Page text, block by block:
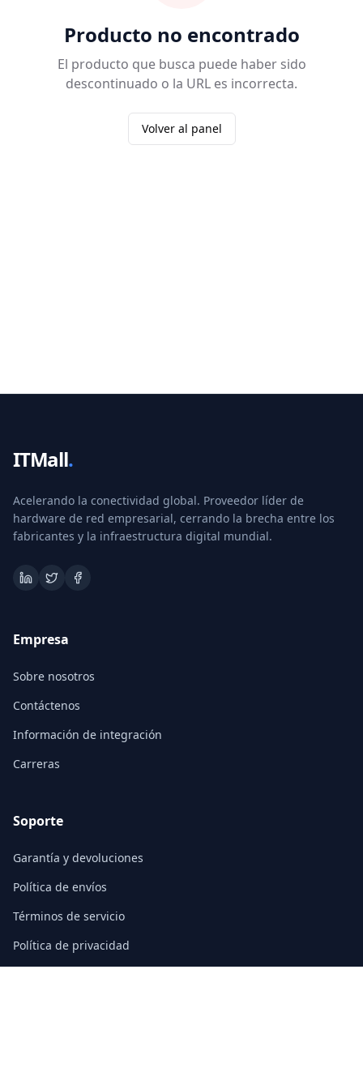
Producto no encontrado
El producto que busca puede haber sido
descontinuado o la URL es incorrecta.
Volver al panel
ITMall.
Acelerando la conectividad global. Proveedor líder de
hardware de red empresarial, cerrando la brecha entre los
fabricantes y la infraestructura digital mundial.
Empresa
Sobre nosotros
Contáctenos
Información de integración
Carreras
Soporte
Garantía y devoluciones
Política de envíos
Términos de servicio
Política de privacidad